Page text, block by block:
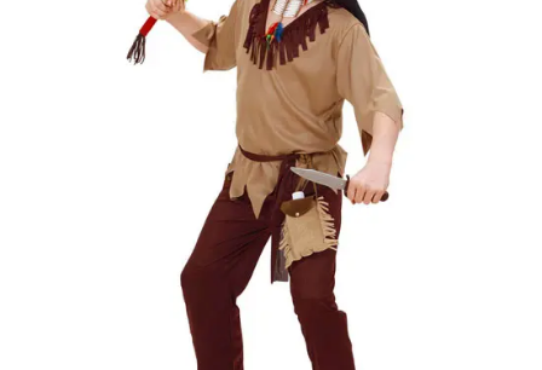
Ár
Darab
Kosárba
Szállítás:
- Csomagautomata: 1190
forinttól
- Házhozszállítás: 2190
forinttól
- Személyes átvétel:
ingyenesen
Kiegészítő
termékek